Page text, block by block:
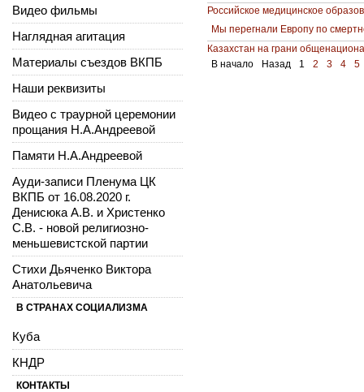
Российское медицинское
Мы перегнали Европу по
Казахстан на грани
В начало
Назад 1 2 3 4 5
Видео фильмы
Наглядная агитация
Материалы съездов ВКПБ
Наши реквизиты
Видео с траурной церемонии
прощания Н.А.Андреевой
Памяти Н.А.Андреевой
Ауди-записи Пленума ЦК
ВКПБ от 16.08.2020 г.
Денисюка А.В. и Христенко
С.В. - новой религиозно-
меньшевистской партии
Стихи Дьяченко Виктора
Анатольевича
В СТРАНАХ СОЦИАЛИЗМА
Куба
КНДР
КОНТАКТЫ